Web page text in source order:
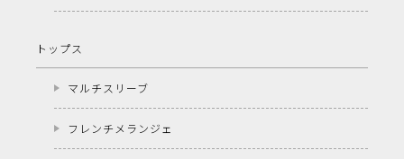
トップス
マルチスリーブ
フレンチメランジェ